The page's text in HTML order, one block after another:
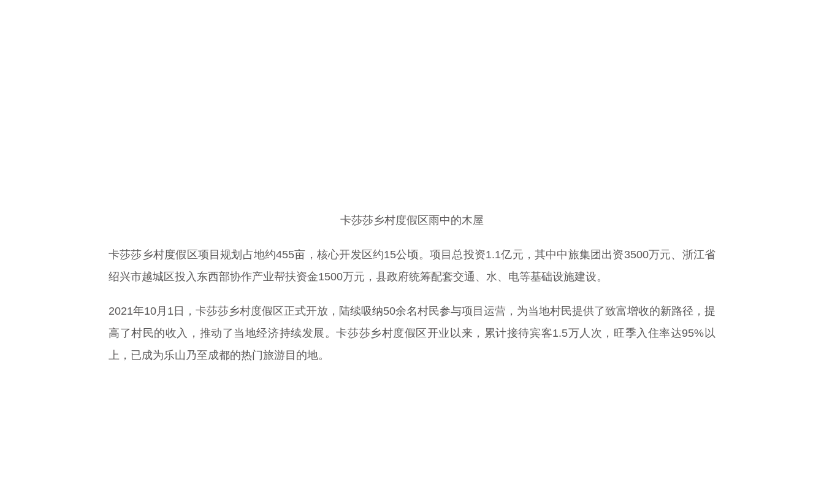
卡莎莎乡村度假区雨中的木屋
卡莎莎乡村度假区项目规划占地约455亩，核心开发区约15公顷。项目总投资1.1亿元，其中中旅集团出资3500万元、浙江省
绍兴市越城区投入东西部协作产业帮扶资金1500万元，县政府统筹配套交通、水、电等基础设施建设。
2021年10月1日，卡莎莎乡村度假区正式开放，陆续吸纳50余名村民参与项目运营，为当地村民提供了致富增收的新路径，提
高了村民的收入，推动了当地经济持续发展。卡莎莎乡村度假区开业以来，累计接待宾客1.5万人次，旺季入住率达95%以
上，已成为乐山乃至成都的热门旅游目的地。